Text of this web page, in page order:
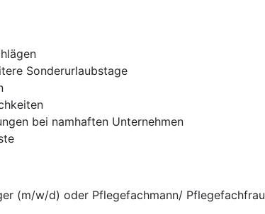
Sonderurlaubstage
bei namhaften Unternehmen
(m/w/d) oder Pflegefachmann/ Pflegefachfrau